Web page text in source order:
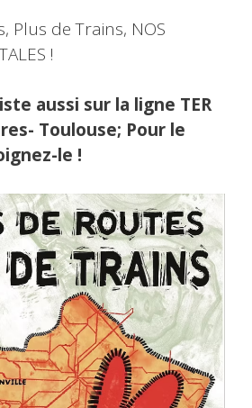
Plus de Trains, NOS
!
aussi sur la ligne TER
Toulouse; Pour le
le !